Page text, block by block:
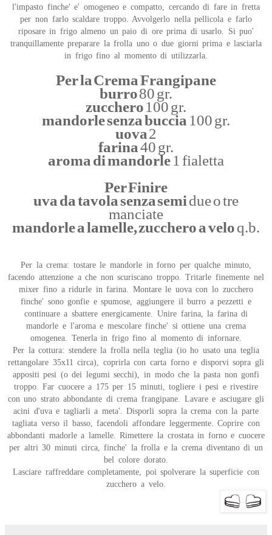
l'impasto finche' e' omogeneo e compatto, cercando di fare in fretta
per non farlo scaldare troppo. Avvolgerlo nella pellicola e farlo
riposare in frigo almeno un paio di ore prima di usarlo. Si puo'
tranquillamente preparare la frolla uno o due giorni prima e lasciarla
in frigo fino al momento di utilizzarla.
Per la Crema Frangipane
burro80 gr.
zucchero100 gr.
mandorle senza buccia 100 gr.
uova2
farina40 gr.
aroma di mandorle1 fialetta
Per Finire
uva da tavola senza semidue o tre
manciate
mandorle a lamelle, zucchero a veloq.b.
Per la crema: tostare le mandorle in forno per qualche minuto,
facendo attenzione a che non scuriscano troppo. Tritarle finemente nel
mixer fino a ridurle in farina. Montare le uova con lo zucchero
finche' sono gonfie e spumose, aggiungere il burro a pezzetti e
continuare a sbattere energicamente. Unire farina, la farina di
mandorle e l'aroma e mescolare finche' si ottiene una crema
omogenea. Tenerla in frigo fino al momento di infornare.
Per la cottura: stendere la frolla nella teglia (io ho usato una teglia
rettangolare 35x11 circa), coprirla con carta forno e disporvi sopra gli
appositi pesi (o dei legumi secchi), in modo che la pasta non gonfi
troppo. Far cuocere a 175 per 15 minuti, togliere i pesi e rivestire
con uno strato abbondante di crema frangipane. Lavare e asciugare gli
acini d'uva e tagliarli a meta'. Disporli sopra la crema con la parte
tagliata verso il basso, facendoli affondare leggermente. Coprire con
abbondanti madorle a lamelle. Rimettere la crostata in forno e cuocere
per altri 30 minuti circa, finche' la frolla e la crema diventano di un
bel colore dorato.
Lasciare raffreddare completamente, poi spolverare la superficie con
zucchero a velo.